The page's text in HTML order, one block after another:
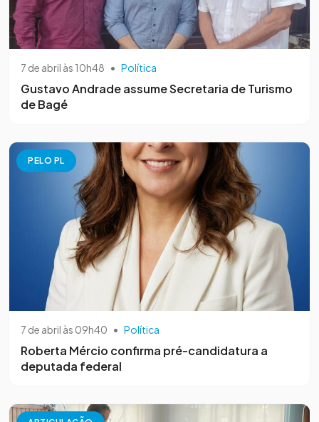
7 de abril às 10h48 • Política
Gustavo Andrade assume Secretaria de Turismo
de Bagé
PELO PL
7 de abril às 09h40 • Política
Roberta Mércio confirma pré-candidatura a
deputada federal